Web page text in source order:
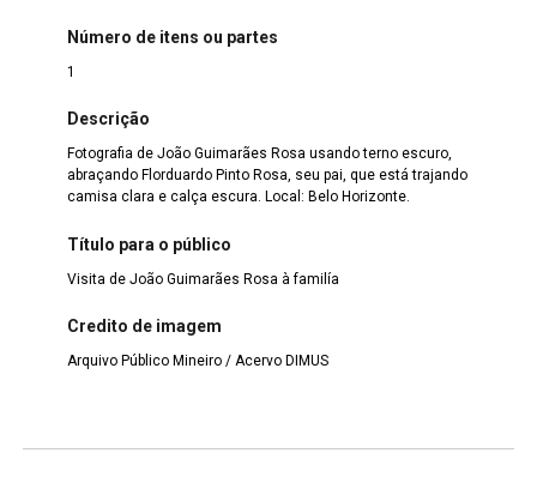
Número de itens ou partes
1
Descrição
Fotografia de João Guimarães Rosa usando terno escuro,
abraçando Florduardo Pinto Rosa, seu pai, que está trajando
camisa clara e calça escura. Local: Belo Horizonte.
Título para o público
Visita de João Guimarães Rosa à familía
Credito de imagem
Arquivo Público Mineiro / Acervo DIMUS